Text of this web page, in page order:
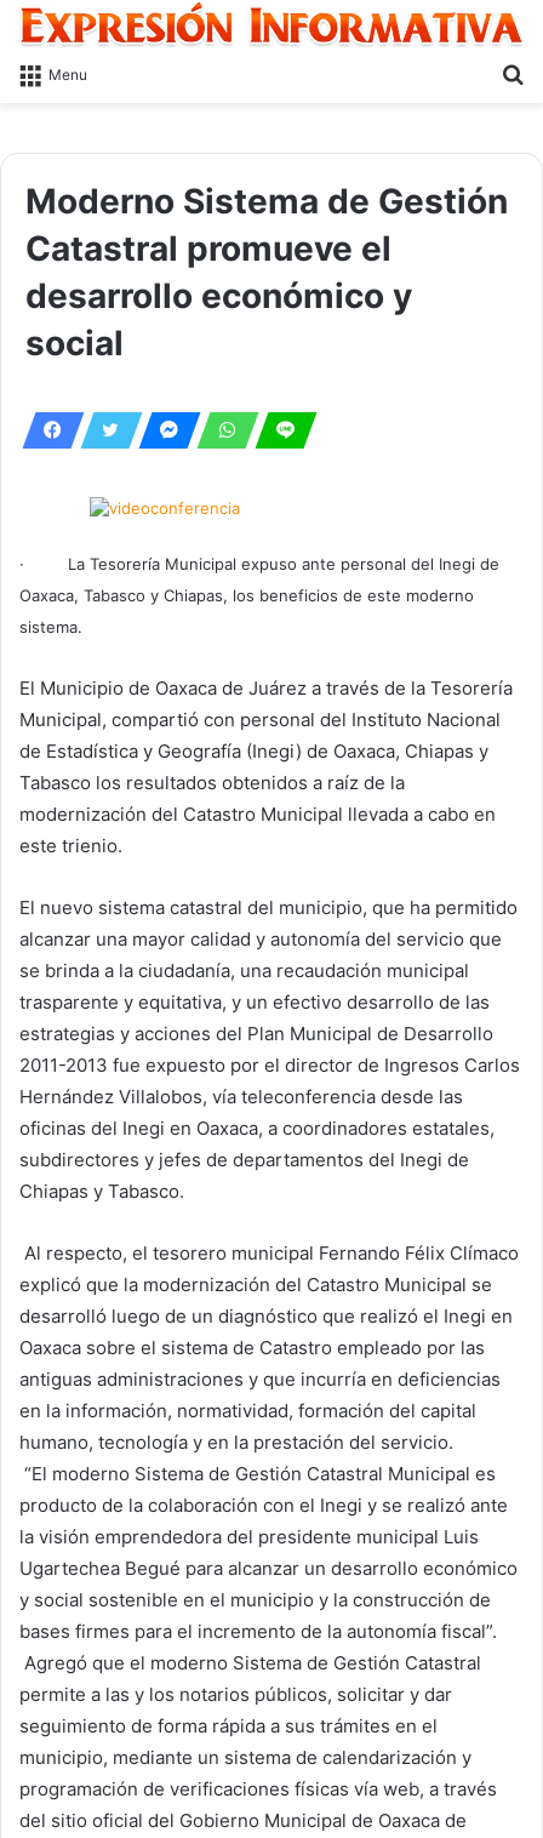
Menu
Moderno Sistema de Gestión
Catastral promueve el
desarrollo económico y
social
· La Tesorería Municipal expuso ante personal del Inegi de
Oaxaca, Tabasco y Chiapas, los beneficios de este moderno
sistema.
El Municipio de Oaxaca de Juárez a través de la Tesorería
Municipal, compartió con personal del Instituto Nacional
de Estadística y Geografía (Inegi) de Oaxaca, Chiapas y
Tabasco los resultados obtenidos a raíz de la
modernización del Catastro Municipal llevada a cabo en
este trienio.
El nuevo sistema catastral del municipio, que ha permitido
alcanzar una mayor calidad y autonomía del servicio que
se brinda a la ciudadanía, una recaudación municipal
trasparente y equitativa, y un efectivo desarrollo de las
estrategias y acciones del Plan Municipal de Desarrollo
2011-2013 fue expuesto por el director de Ingresos Carlos
Hernández Villalobos, vía teleconferencia desde las
oficinas del Inegi en Oaxaca, a coordinadores estatales,
subdirectores y jefes de departamentos del Inegi de
Chiapas y Tabasco.
Al respecto, el tesorero municipal Fernando Félix Clímaco
explicó que la modernización del Catastro Municipal se
desarrolló luego de un diagnóstico que realizó el Inegi en
Oaxaca sobre el sistema de Catastro empleado por las
antiguas administraciones y que incurría en deficiencias
en la información, normatividad, formación del capital
humano, tecnología y en la prestación del servicio.
“El moderno Sistema de Gestión Catastral Municipal es
producto de la colaboración con el Inegi y se realizó ante
la visión emprendedora del presidente municipal Luis
Ugartechea Begué para alcanzar un desarrollo económico
y social sostenible en el municipio y la construcción de
bases firmes para el incremento de la autonomía fiscal”.
Agregó que el moderno Sistema de Gestión Catastral
permite a las y los notarios públicos, solicitar y dar
seguimiento de forma rápida a sus trámites en el
municipio, mediante un sistema de calendarización y
programación de verificaciones físicas vía web, a través
del sitio oficial del Gobierno Municipal de Oaxaca de